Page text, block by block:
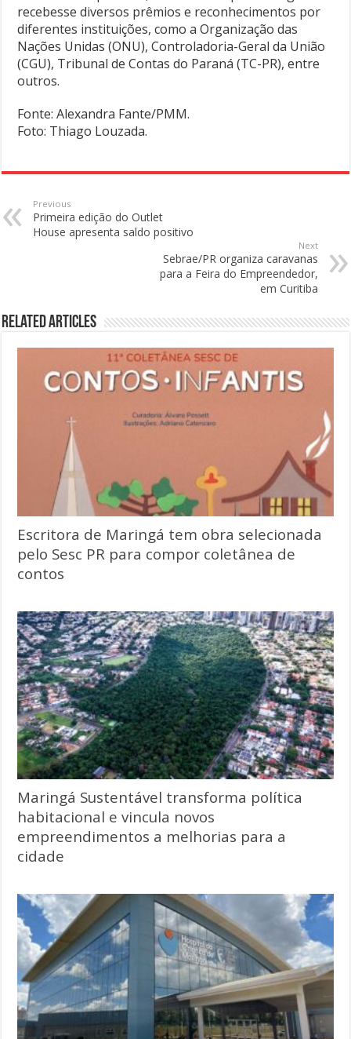
recebesse diversos prêmios e reconhecimentos por
diferentes instituições, como a Organização das
Nações Unidas (ONU), Controladoria-Geral da União
(CGU), Tribunal de Contas do Paraná (TC-PR), entre
outros.
Fonte: Alexandra Fante/PMM.
Foto: Thiago Louzada.
Previous
Primeira edição do Outlet
House apresenta saldo positivo
Next
Sebrae/PR organiza caravanas
para a Feira do Empreendedor,
em Curitiba
Related Articles
Escritora de Maringá tem obra selecionada
pelo Sesc PR para compor coletânea de
contos
Maringá Sustentável transforma política
habitacional e vincula novos
empreendimentos a melhorias para a
cidade